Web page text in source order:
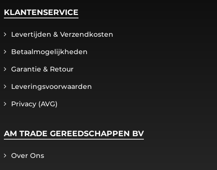
KLANTENSERVICE
Levertijden & Verzendkosten
Betaalmogelijkheden
Garantie & Retour
Leveringsvoorwaarden
Privacy (AVG)
AM TRADE GEREEDSCHAPPEN BV
Over Ons